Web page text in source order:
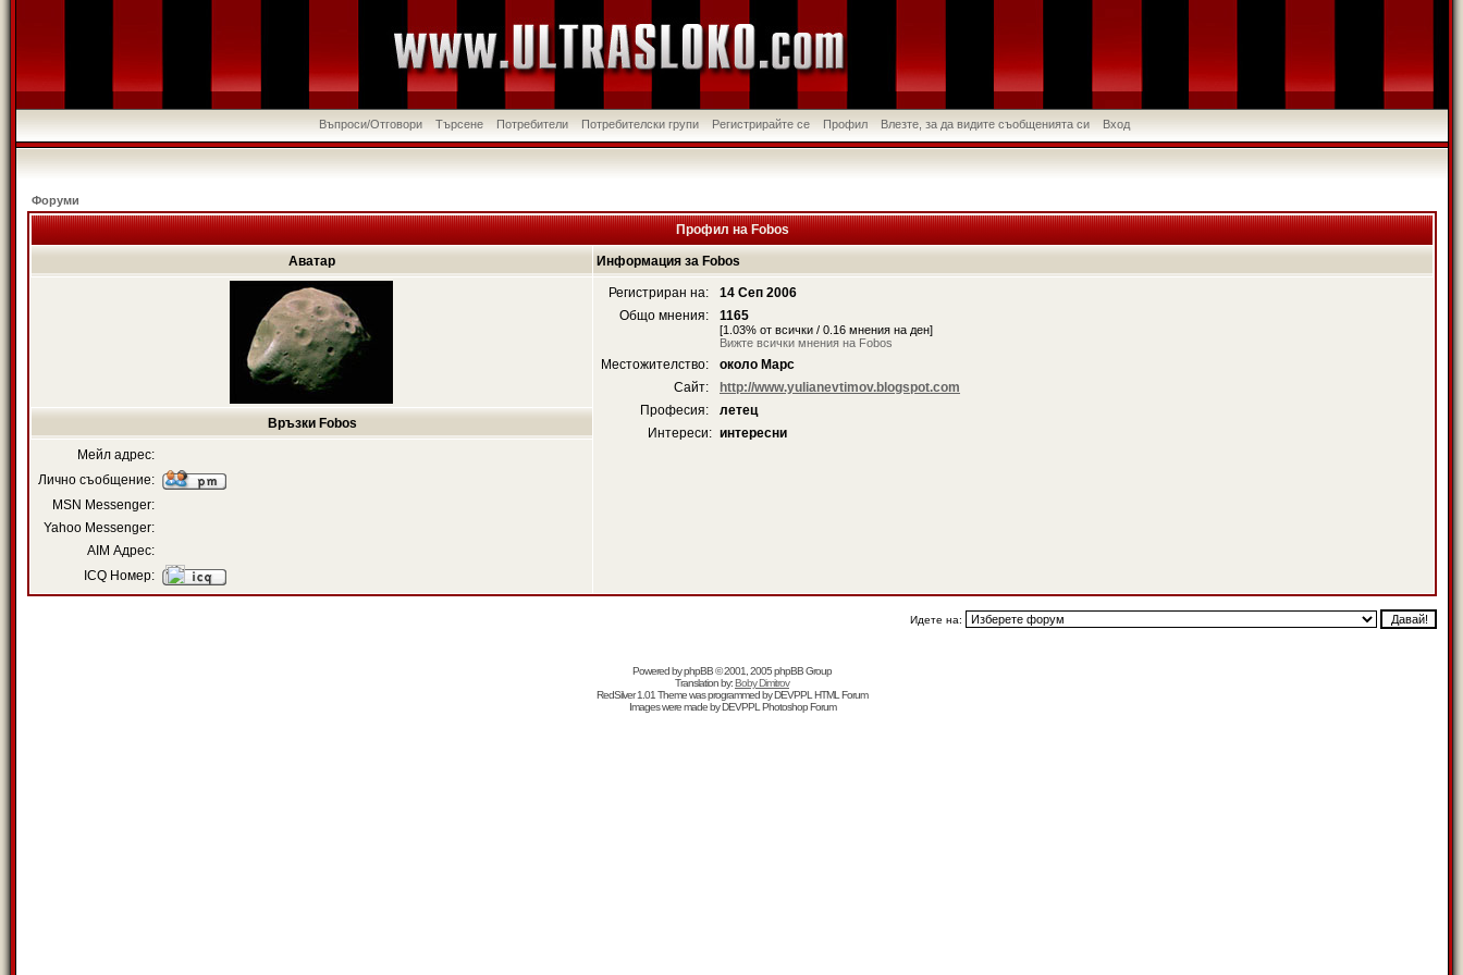
Въпроси/Отговори Търсене Потребители Потребителски групи Регистрирайте се Профил Влезте, за да видите съобщенията си Вход
Форуми
Профил на Fobos
Аватар Информация за Fobos
Регистриран на:
14 Сеп 2006
Общо мнения:
1165
[1.03% от всички / 0.16 мнения на ден]
Вижте всички мнения на Fobos
Местожителство:
около Марс
Сайт:
http://www.yulianevtimov.blogspot.com
Професия:
летец
Интереси: интересни
Връзки Fobos
Мейл адрес:
Лично съобщение:
MSN Messenger:
Yahoo Messenger:
AIM Адрес:
ICQ Номер:
Идете на:
Powered byphpBB© 2001, 2005 phpBB Group
Translation by:Boby Dimitrov
RedSilver 1.01 Theme was programmed byDEVPPL HTML Forum
Images were made byDEVPPL Photoshop Forum